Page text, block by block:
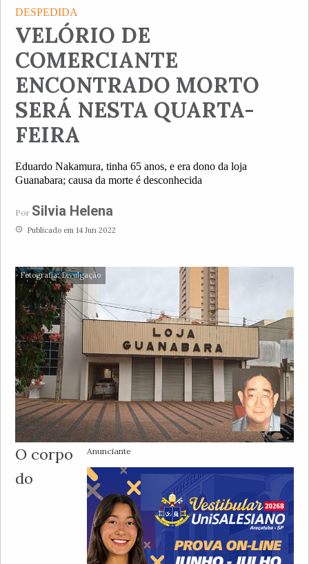
DESPEDIDA
VELÓRIO DE
COMERCIANTE
ENCONTRADO MORTO
SERÁ NESTA QUARTA-
FEIRA
Eduardo Nakamura, tinha 65 anos, e era dono da loja
Guanabara; causa da morte é desconhecida
Por Silvia Helena
access_time Publicado em 14 Jun 2022
Fotografia: Divulgação
Anunciante
O corpo
do